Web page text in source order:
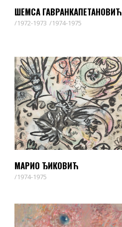
ШЕМСА ГАВРАНКАПЕТАНОВИЋ
1972-1973 1974-1975
МАРИО ЂИКОВИЋ
1974-1975